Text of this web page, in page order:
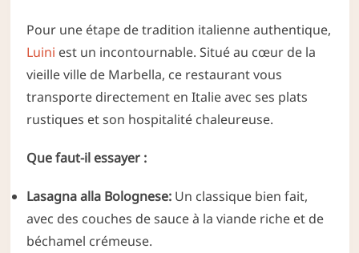
Pour une étape de tradition italienne authentique,
Luini est un incontournable. Situé au cœur de la
vieille ville de Marbella, ce restaurant vous
transporte directement en Italie avec ses plats
rustiques et son hospitalité chaleureuse.
Que faut-il essayer :
Lasagna alla Bolognese:Un classique bien fait,
avec des couches de sauce à la viande riche et de
béchamel crémeuse.